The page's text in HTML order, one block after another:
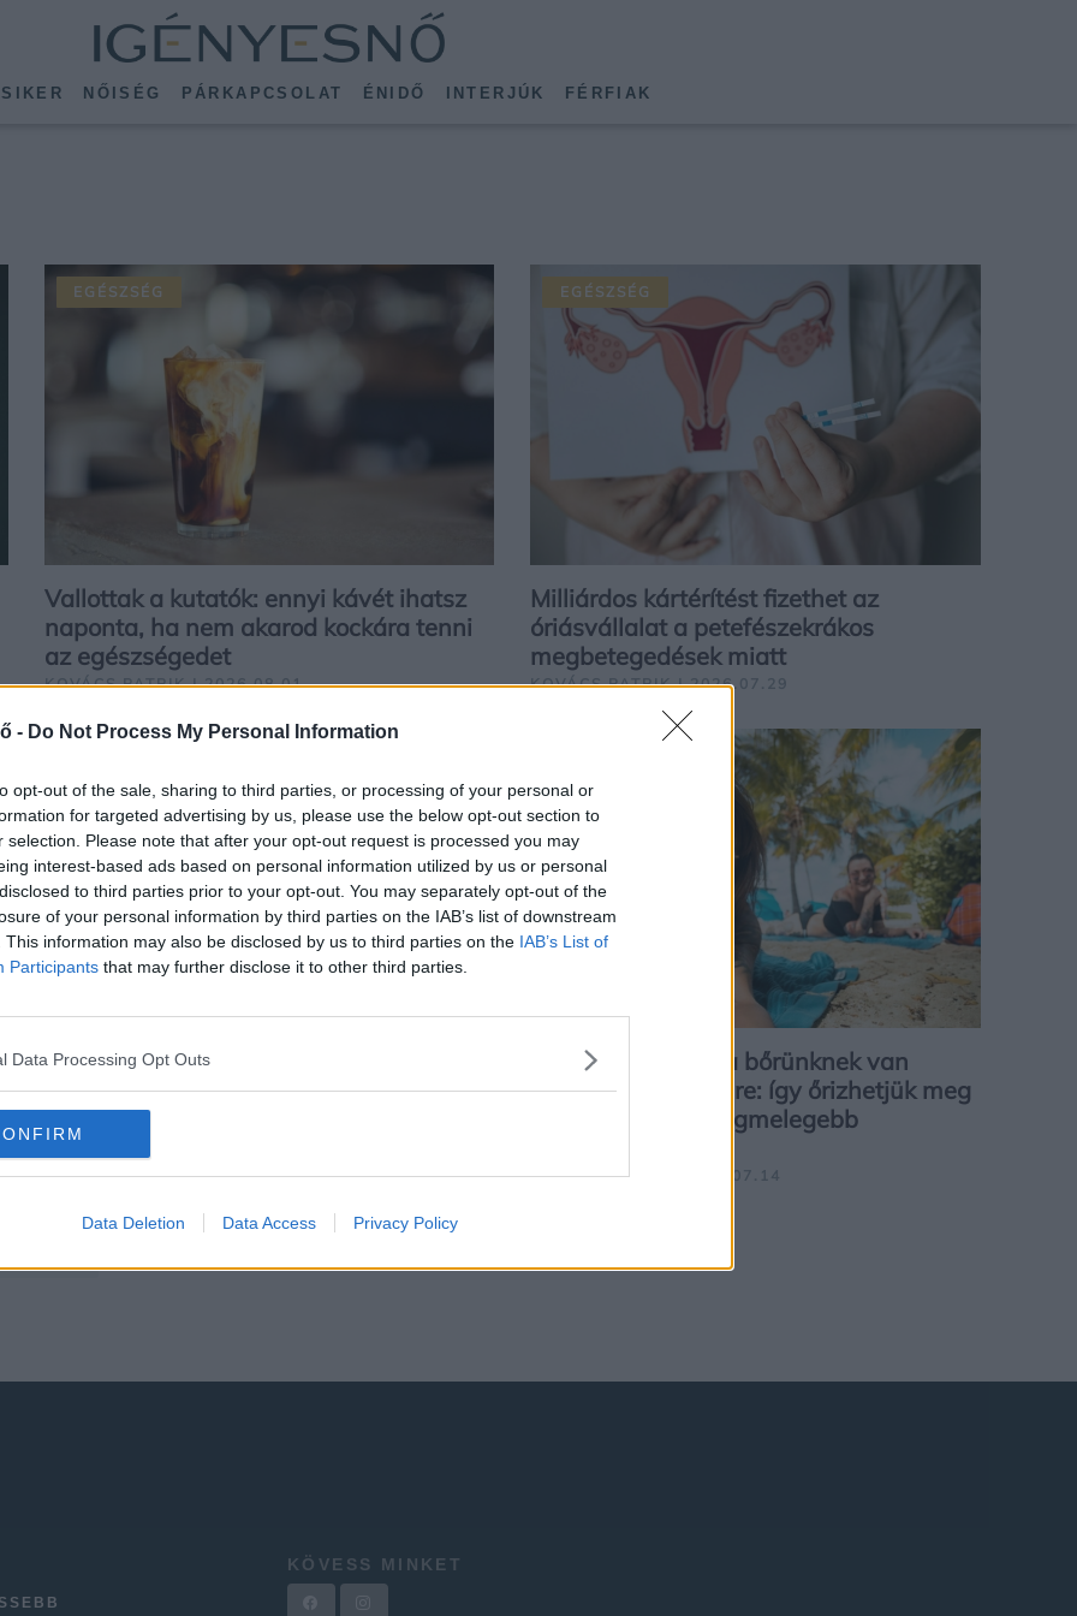
- Do Not Process My Personal Information
opt-out of the sale, sharing to third parties, or processing of your personal or
for targeted advertising by us, please use the below opt-out section to
selection. Please note that after your opt-out request is processed you may
interest-based ads based on personal information utilized by us or personal
to third parties prior to your opt-out. You may separately opt-out of the
of your personal information by third parties on the IAB’s list of downstream
This information may also be disclosed by us to third parties on the IAB’s List of
Participants that may further disclose it to other third parties.
Data Processing Opt Outs
Data Deletion Data Access Privacy Policy
SIKER NŐISÉG PÁRKAPCSOLAT ÉNIDŐ INTERJÚK FÉRFIAK
Vallottak a kutatók: ennyi kávét ihatsz
naponta, ha nem akarod kockára tenni
az egészségedet
KOVÁCS PATRIK | 2026.08.01
EGÉSZSÉG
Milliárdos kártérítést fizethet az
óriásvállalat a petefészekrákos
megbetegedések miatt
KOVÁCS PATRIK | 2026.07.29
EGÉSZSÉG
Így fogyj koplalás nélkül: a táplálkozási
szakértők 10 aranytszabálya
IGÉNYESNŐ.HU | 2026.07.22
Nyáron nemcsak a bőrünknek van
szüksége védelemre: így őrizhetjük meg
a női vitalitást a legmelegebb
IGÉNYESNŐ.HU | 2026.07.14
KÖVESS MINKET